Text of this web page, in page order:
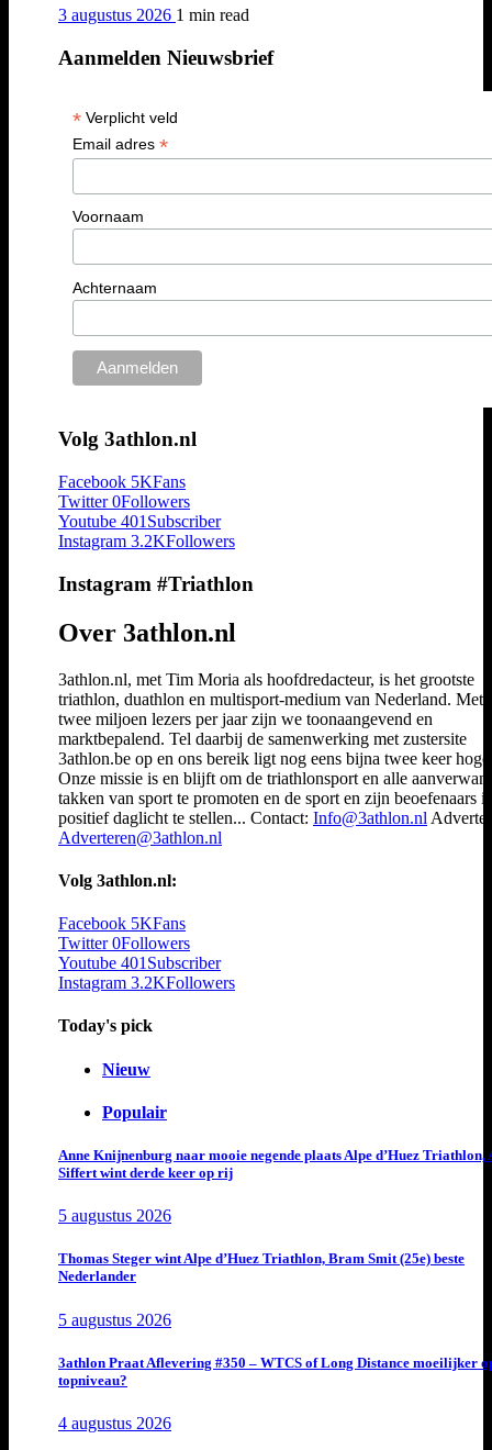
3 augustus 2026 1 min read
Aanmelden Nieuwsbrief
*Verplicht veld
Email adres *
Voornaam
Achternaam
Volg 3athlon.nl
Facebook 5KFans
Twitter 0Followers
Youtube 401 Subscriber
Instagram 3.2KFollowers
Instagram #Triathlon
Over 3athlon.nl
3athlon.nl, met Tim Moria als hoofdredacteur, is het grootste
triathlon, duathlon en multisport-medium van Nederland. Met
twee miljoen lezers per jaar zijn we toonaangevend en
marktbepalend. Tel daarbij de samenwerking met zustersite
3athlon.be op en ons bereik ligt nog eens bijna twee keer
Onze missie is en blijft om de triathlonsport en alle
takken van sport te promoten en de sport en zijn beoefenaars
positief daglicht te stellen... Contact: Info@3athlon.nl
Adverteren@3athlon.nl
Volg 3athlon.nl:
Facebook 5KFans
Twitter 0Followers
Youtube 401 Subscriber
Instagram 3.2KFollowers
Today's pick
Nieuw
Populair
Anne Knijnenburg naar mooie negende plaats Alpe d’Huez Triathlon,
Siffert wint derde keer op rij
5 augustus 2026
Thomas Steger wint Alpe d’Huez Triathlon, Bram Smit (25e) beste
Nederlander
5 augustus 2026
3athlon Praat Aflevering #350 – WTCS of Long Distance moeilijker
topniveau?
4 augustus 2026